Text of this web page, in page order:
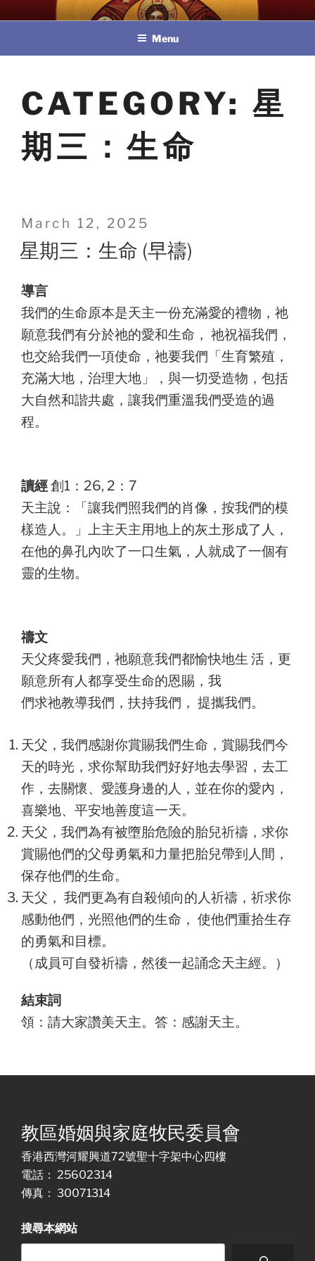
to
教區婚姻與家庭牧民委員會
Menu
CATEGORY: 星
期三：生命
Posted
on
March 12, 2025
星期三：生命 (早禱)
導言
我們的生命原本是天主一份充滿愛的禮物，祂
願意我們有分於祂的愛和生命， 祂祝福我們，
也交給我們一項使命，祂要我們「生育繁殖，
充滿大地，治理大地」，與一切受造物，包括
大自然和諧共處，讓我們重溫我們受造的過
程。
讀經創1：26, 2：7
天主說：「讓我們照我們的肖像，按我們的模
樣造人。」上主天主用地上的灰土形成了人，
在他的鼻孔內吹了一口生氣，人就成了一個有
靈的生物。
禱文
天父疼愛我們，祂願意我們都愉快地生 活，更
願意所有人都享受生命的恩賜，我
們求祂教導我們，扶持我們， 提攜我們。
天父，我們感謝你賞賜我們生命，賞賜我們今
天的時光，求你幫助我們好好地去學習，去工
作，去關懷、愛護身邊的人，並在你的愛內，
喜樂地、平安地善度這一天。
天父，我們為有被墮胎危險的胎兒祈禱，求你
賞賜他們的父母勇氣和力量把胎兒帶到人間，
保存他們的生命。
天父， 我們更為有自殺傾向的人祈禱，祈求你
感動他們，光照他們的生命， 使他們重拾生存
的勇氣和目標。
（成員可自發祈禱，然後一起誦念天主經。）
結束詞
領：請大家讚美天主。答：感謝天主。
教區婚姻與家庭牧民委員會
香港西灣河耀興道72號聖十字架中心四樓
電話： 25602314
傳真： 30071314
搜尋本網站